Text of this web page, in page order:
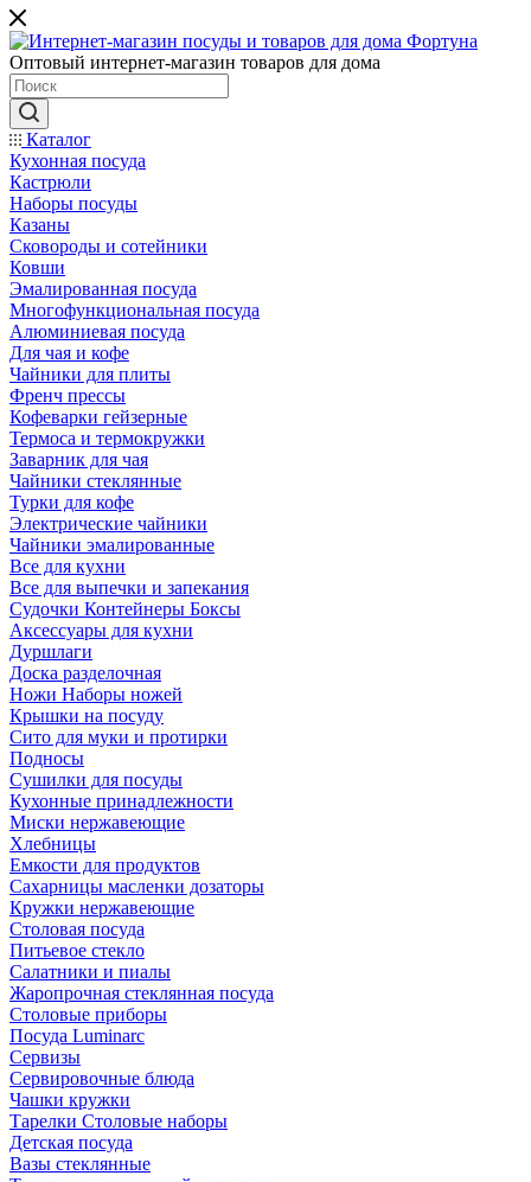
Оптовый интернет-магазин товаров для дома
Каталог
Кухонная посуда
Кастрюли
Наборы посуды
Казаны
Сковороды и сотейники
Ковши
Эмалированная посуда
Многофункциональная посуда
Алюминиевая посуда
Для чая и кофе
Чайники для плиты
Френч прессы
Кофеварки гейзерные
Термоса и термокружки
Заварник для чая
Чайники стеклянные
Турки для кофе
Электрические чайники
Чайники эмалированные
Все для кухни
Все для выпечки и запекания
Судочки Контейнеры Боксы
Аксессуары для кухни
Дуршлаги
Доска разделочная
Ножи Наборы ножей
Крышки на посуду
Сито для муки и протирки
Подносы
Сушилки для посуды
Кухонные принадлежности
Миски нержавеющие
Хлебницы
Емкости для продуктов
Сахарницы масленки дозаторы
Кружки нержавеющие
Столовая посуда
Питьевое стекло
Салатники и пиалы
Жаропрочная стеклянная посуда
Столовые приборы
Посуда Luminarс
Сервизы
Сервировочные блюда
Чашки кружки
Тарелки Столовые наборы
Детская посуда
Вазы стеклянные